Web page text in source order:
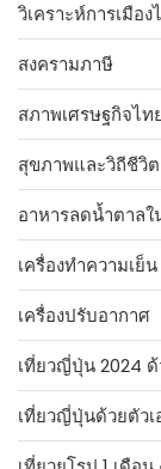
วิเคราะห์การเมือ
สงครามภาษี
สภาพเศรษฐกิจไท
สุขภาพและวิถีชีวิต
อาหารลดน้ำตาลใ
เครื่องทำความเย็น
เครื่องปรับอากาศ
เที่ยวญี่ปุ่น 2024 ด้
เที่ยวญี่ปุ่นด้วยตัวเ